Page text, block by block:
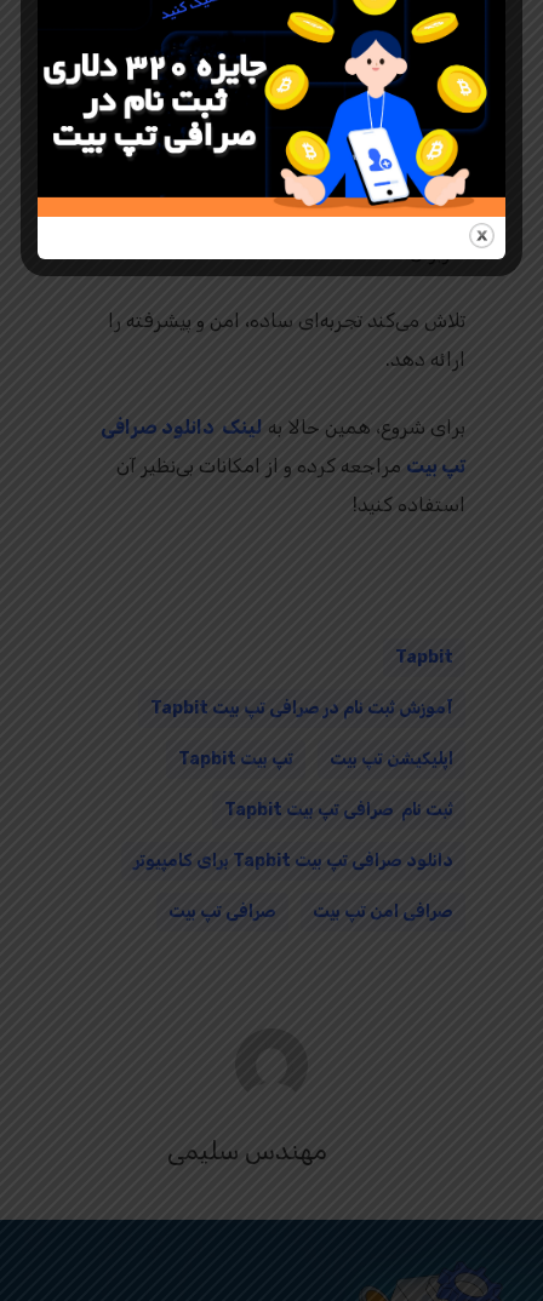
نتیجه‌گیری
صرافی Tapbit با ویژگی‌هایی مانند رعایت مقررات،
امنیت چندلایه، نقدینگی بالا و تنوع در خدمات،
یکی از بهترین انتخاب‌ها برای معامله‌گران ارز
دیجیتال است. این پلتفرم با تمرکز بر نیازهای
تلاش می‌کند تجربه‌ای ساده، امن و پیشرفته را
ارائه دهد.
برای شروع، همین حالا به لینک دانلود صرافی
تپ بیت مراجعه کرده و از امکانات بی‌نظیر آن
استفاده کنید!
Tapbit
آموزش ثبت نام در صرافی تپ بیت Tapbit
اپلیکیشن تپ بیت تپ بیت Tapbit
ثبت نام صرافی تپ بیت Tapbit
دانلود صرافی تپ بیت Tapbit برای کامپیوتر
صرافی امن تپ بیت صرافی تپ بیت
مهندس سلیمی